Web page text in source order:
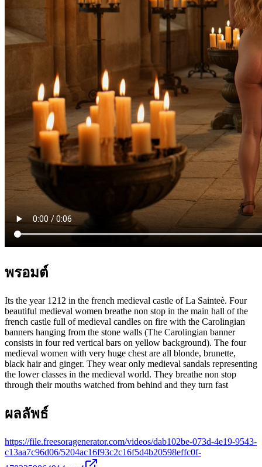
พรอมต์
Its the year 1212 in the french medieval castle of La Sainteè. Four
beautiful medieval women breathe non stop in the main hall of the
french castle full of medieval candles on fire with the Carolingian
banners hanging from the stone walls (The Carolingian banner
consists in four red vertical bars on yellow background). The four
medieval women with very huge chest are all blonde, brunette,
black hair and ginger. They wear only medieval sandals representing
the lower classes in the medieval world. They breathe non stop
through their mouths watched from behind and they turn fast
ผลลัพธ์
https://file.freesoragenerator.com/videos/dab102be-073d-4e19-9543-
c13aa7c96d06/5204ac16f93c2c16f5d4b20598effc0f-